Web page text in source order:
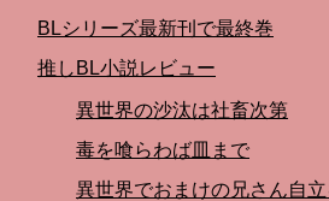
BLシリーズ最新刊で最終巻
推しBL小説レビュー
異世界の沙汰は社畜次第
毒を喰らわば皿まで
異世界でおまけの兄さん自